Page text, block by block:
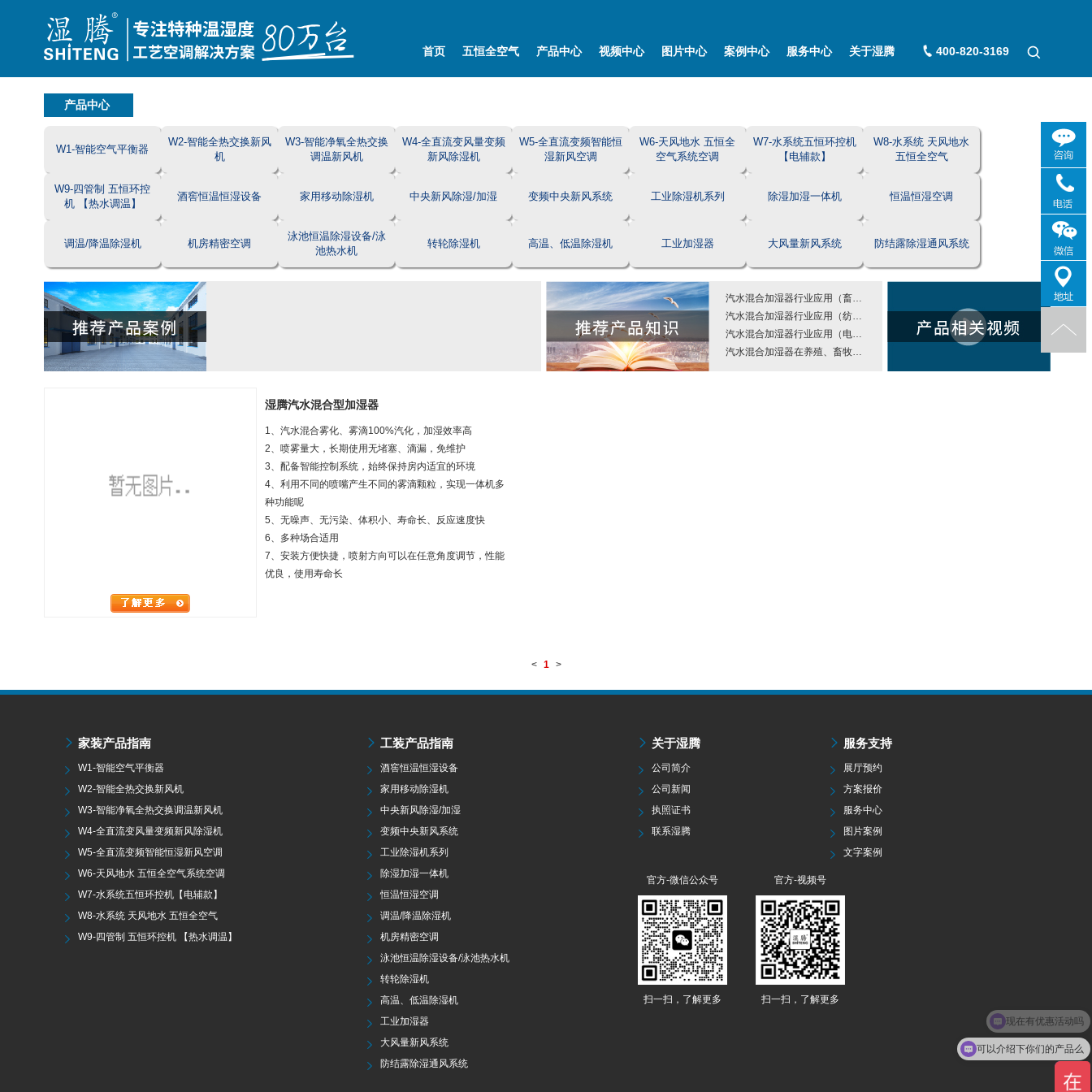
首页 五恒全空气 产品中心 视频中心 图片中心 案例中心 服务中心 关于湿腾 400-820-3169
产品中心
W1-智能空气平衡器
W2-智能全热交换新风
机
W3-智能净氧全热交换
调温新风机
W4-全直流变风量变频
新风除湿机
W5-全直流变频智能恒
湿新风空调
W6-天风地水 五恒全
空气系统空调
W7-水系统五恒环控机
【电辅款】
W8-水系统 天风地水
五恒全空气
W9-四管制 五恒环控
机 【热水调温】
酒窖恒温恒湿设备 家用移动除湿机 中央新风除湿/加湿 变频中央新风系统 工业除湿机系列 除湿加湿一体机 恒温恒湿空调
调温/降温除湿机 机房精密空调
泳池恒温除湿设备/泳
池热水机
转轮除湿机 高温、低温除湿机 工业加湿器 大风量新风系统 防结露除湿通风系统
汽水混合加湿器行业应用（畜牧养殖）
汽水混合加湿器行业应用（纺织行业）
汽水混合加湿器行业应用（电子行业）
汽水混合加湿器在养殖、畜牧业的应用
湿腾汽水混合型加湿器
1、汽水混合雾化、雾滴100%汽化，加湿效率高
2、喷雾量大，长期使用无堵塞、滴漏，免维护
3、配备智能控制系统，始终保持房内适宜的环境
4、利用不同的喷嘴产生不同的雾滴颗粒，实现一体机多
种功能呢
5、无噪声、无污染、体积小、寿命长、反应速度快
6、多种场合适用
7、安装方便快捷，喷射方向可以在任意角度调节，性能
优良，使用寿命长
< 1 >
家装产品指南
W1-智能空气平衡器
W2-智能全热交换新风机
W3-智能净氧全热交换调温新风机
W4-全直流变风量变频新风除湿机
W5-全直流变频智能恒湿新风空调
W6-天风地水 五恒全空气系统空调
W7-水系统五恒环控机【电辅款】
W8-水系统 天风地水 五恒全空气
W9-四管制 五恒环控机 【热水调温】
工装产品指南
酒窖恒温恒湿设备
家用移动除湿机
中央新风除湿/加湿
变频中央新风系统
工业除湿机系列
除湿加湿一体机
恒温恒湿空调
调温/降温除湿机
机房精密空调
泳池恒温除湿设备/泳池热水机
转轮除湿机
高温、低温除湿机
工业加湿器
大风量新风系统
防结露除湿通风系统
关于湿腾
公司简介
公司新闻
执照证书
联系湿腾
服务支持
展厅预约
方案报价
服务中心
图片案例
文字案例
官方-微信公众号
扫一扫，了解更多
官方-视频号
扫一扫，了解更多
可以介绍下你们的产品么
现在有优惠活动吗